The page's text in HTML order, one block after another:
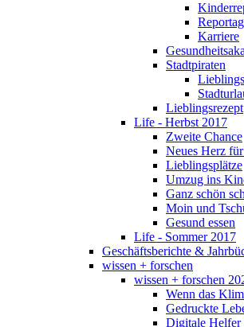
Karriere
Stadtpiraten
Lieblingsrezept
Life - Herbst 2017
Zweite Chance
Neues Herz
Lieblingsplätze
Umzug ins
Ganz schön
Moin und
Gesund essen
Life - Sommer 2017
Geschäftsberichte &
wissen + forschen
wissen + forschen
Wenn das
Gedruckte
Digitale